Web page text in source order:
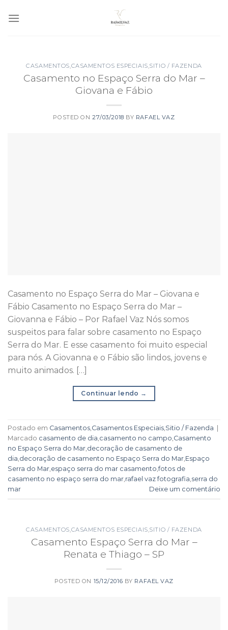
CASAMENTOS,CASAMENTOS ESPECIAIS,SITIO / FAZENDA
Casamento no Espaço Serra do Mar –
Giovana e Fábio
POSTED ON27/03/2018 BY RAFAEL VAZ
Casamento no Espaço Serra do Mar – Giovana e
Fábio Casamento no Espaço Serra do Mar –
Giovanna e Fábio – Por Rafael Vaz Nós somos
suspeitos para falar sobre casamento no Espaço
Serra do Mar. E esse casamento foi muito especial
para nós. A Giovanna e o Fábio são lindos, jovens e
muito animados. […]
Continuar lendo →
Postado em Casamentos,Casamentos Especiais,Sitio / Fazenda
Marcado casamento de dia,casamento no campo,Casamento
no Espaço Serra do Mar,decoração de casamento de
dia,decoração de casamento no Espaço Serra do Mar,Espaço
Serra do Mar,espaço serra do mar casamento,fotos de
casamento no espaço serra do mar,rafael vaz fotografia,serra do
mar
Deixe um comentário
CASAMENTOS,CASAMENTOS ESPECIAIS,SITIO / FAZENDA
Casamento Espaço Serra do Mar –
Renata e Thiago – SP
POSTED ON 15/12/2016 BY RAFAEL VAZ